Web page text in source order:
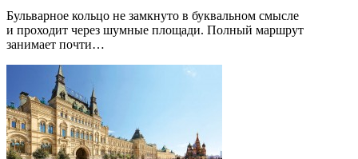
Бульварное кольцо не замкнуто в буквальном смысле
и проходит через шумные площади. Полный маршрут
занимает почти…